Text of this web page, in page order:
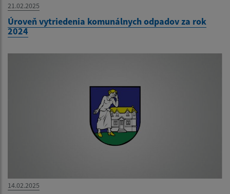
21.02.2025
Úroveň vytriedenia komunálnych odpadov za rok
2024
14.02.2025